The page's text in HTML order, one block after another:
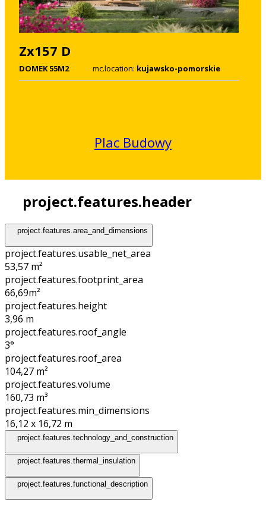
Zx157 D
DOMEK 55M2 mc.location: kujawsko-pomorskie
Plac Budowy
project.features.header
project.features.area_and_dimensions
project.features.usable_net_area
53,57 m²
project.features.footprint_area
66,69m²
project.features.height
3,96 m
project.features.roof_angle
3°
project.features.roof_area
104,27 m²
project.features.volume
160,73 m³
project.features.min_dimensions
16,12 x 16,72 m
project.features.technology_and_construction
project.features.thermal_insulation
project.features.functional_description